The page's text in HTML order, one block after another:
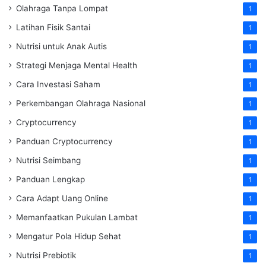
Olahraga Tanpa Lompat 1
Latihan Fisik Santai 1
Nutrisi untuk Anak Autis 1
Strategi Menjaga Mental Health 1
Cara Investasi Saham 1
Perkembangan Olahraga Nasional 1
Cryptocurrency 1
Panduan Cryptocurrency 1
Nutrisi Seimbang 1
Panduan Lengkap 1
Cara Adapt Uang Online 1
Memanfaatkan Pukulan Lambat 1
Mengatur Pola Hidup Sehat 1
Nutrisi Prebiotik 1